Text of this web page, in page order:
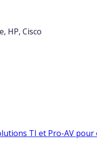
HP, Cisco
TI et Pro-AV